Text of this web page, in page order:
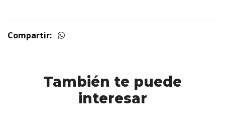
Compartir:
También te puede
interesar